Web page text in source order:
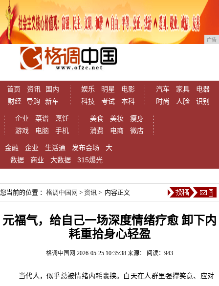
广告
首页 资讯
国内
财经
导购 新车
娱乐 明星
电影
科技
考试 本科
汽车 家具
电器
时尚
人脸 识别
企业 菜谱
烹饪
游戏
电脑 手机
美食 美妆
瘦身
消费
电商 微店
金融 企业 生活通 发布会场
大
数据
商业 大数据 315爆光
您当前的位置 ： 格调中国网 > 资讯 > 内容正文
元福气，给自己一场深度情绪疗愈 卸下内
耗重拾身心轻盈
格调中国网 2026-05-25 10:35:38 来源： 阅读：943
当代人，似乎总被情绪内耗裹挟。白天在人群里强撑笑意、应对